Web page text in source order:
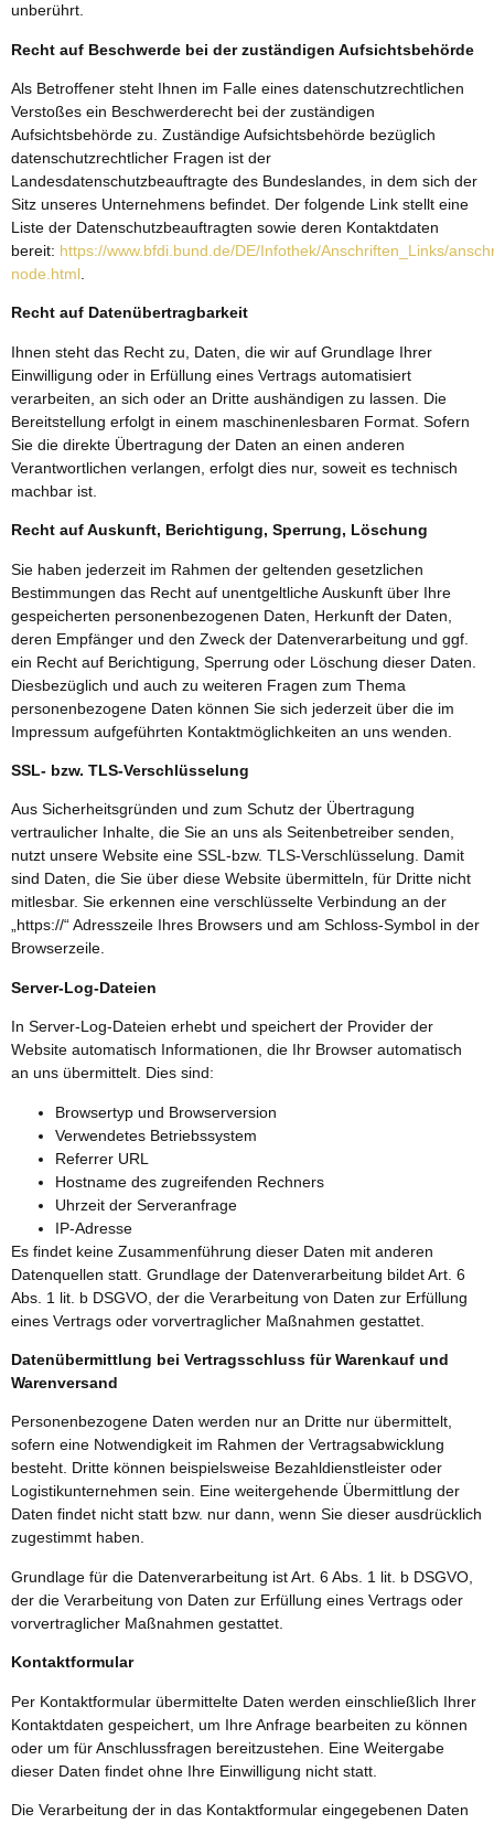
unberührt.
Recht auf Beschwerde bei der zuständigen Aufsichtsbehörde
Als Betroffener steht Ihnen im Falle eines datenschutzrechtlichen
Verstoßes ein Beschwerderecht bei der zuständigen
Aufsichtsbehörde zu. Zuständige Aufsichtsbehörde bezüglich
datenschutzrechtlicher Fragen ist der
Landesdatenschutzbeauftragte des Bundeslandes, in dem sich der
Sitz unseres Unternehmens befindet. Der folgende Link stellt eine
Liste der Datenschutzbeauftragten sowie deren Kontaktdaten
bereit: https://www.bfdi.bund.de/DE/Infothek/Anschriften_Links/
node.html
Recht auf Datenübertragbarkeit
Ihnen steht das Recht zu, Daten, die wir auf Grundlage Ihrer
Einwilligung oder in Erfüllung eines Vertrags automatisiert
verarbeiten, an sich oder an Dritte aushändigen zu lassen. Die
Bereitstellung erfolgt in einem maschinenlesbaren Format. Sofern
Sie die direkte Übertragung der Daten an einen anderen
Verantwortlichen verlangen, erfolgt dies nur, soweit es technisch
machbar ist.
Recht auf Auskunft, Berichtigung, Sperrung, Löschung
Sie haben jederzeit im Rahmen der geltenden gesetzlichen
Bestimmungen das Recht auf unentgeltliche Auskunft über Ihre
gespeicherten personenbezogenen Daten, Herkunft der Daten,
deren Empfänger und den Zweck der Datenverarbeitung und ggf.
ein Recht auf Berichtigung, Sperrung oder Löschung dieser Daten.
Diesbezüglich und auch zu weiteren Fragen zum Thema
personenbezogene Daten können Sie sich jederzeit über die im
Impressum aufgeführten Kontaktmöglichkeiten an uns wenden.
SSL- bzw. TLS-Verschlüsselung
Aus Sicherheitsgründen und zum Schutz der Übertragung
vertraulicher Inhalte, die Sie an uns als Seitenbetreiber senden,
nutzt unsere Website eine SSL-bzw. TLS-Verschlüsselung. Damit
sind Daten, die Sie über diese Website übermitteln, für Dritte nicht
mitlesbar. Sie erkennen eine verschlüsselte Verbindung an der
„https://“ Adresszeile Ihres Browsers und am Schloss-Symbol in der
Browserzeile.
Server-Log-Dateien
In Server-Log-Dateien erhebt und speichert der Provider der
Website automatisch Informationen, die Ihr Browser automatisch
an uns übermittelt. Dies sind:
Browsertyp und Browserversion
Verwendetes Betriebssystem
Referrer URL
Hostname des zugreifenden Rechners
Uhrzeit der Serveranfrage
IP-Adresse
Es findet keine Zusammenführung dieser Daten mit anderen
Datenquellen statt. Grundlage der Datenverarbeitung bildet Art. 6
Abs. 1 lit. b DSGVO, der die Verarbeitung von Daten zur Erfüllung
eines Vertrags oder vorvertraglicher Maßnahmen gestattet.
Datenübermittlung bei Vertragsschluss für Warenkauf und
Warenversand
Personenbezogene Daten werden nur an Dritte nur übermittelt,
sofern eine Notwendigkeit im Rahmen der Vertragsabwicklung
besteht. Dritte können beispielsweise Bezahldienstleister oder
Logistikunternehmen sein. Eine weitergehende Übermittlung der
Daten findet nicht statt bzw. nur dann, wenn Sie dieser ausdrücklich
zugestimmt haben.
Grundlage für die Datenverarbeitung ist Art. 6 Abs. 1 lit. b DSGVO,
der die Verarbeitung von Daten zur Erfüllung eines Vertrags oder
vorvertraglicher Maßnahmen gestattet.
Kontaktformular
Per Kontaktformular übermittelte Daten werden einschließlich Ihrer
Kontaktdaten gespeichert, um Ihre Anfrage bearbeiten zu können
oder um für Anschlussfragen bereitzustehen. Eine Weitergabe
dieser Daten findet ohne Ihre Einwilligung nicht statt.
Die Verarbeitung der in das Kontaktformular eingegebenen Daten